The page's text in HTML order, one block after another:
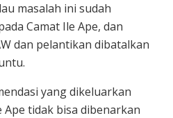
masalah ini sudah
Camat Ile Ape, dan
dan pelantikan dibatalkan
yang dikeluarkan
Ape tidak bisa dibenarkan